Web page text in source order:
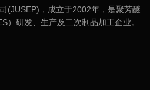
(JUSEP)，成立于2002年，是聚芳醚
）研发、生产及二次制品加工企业。